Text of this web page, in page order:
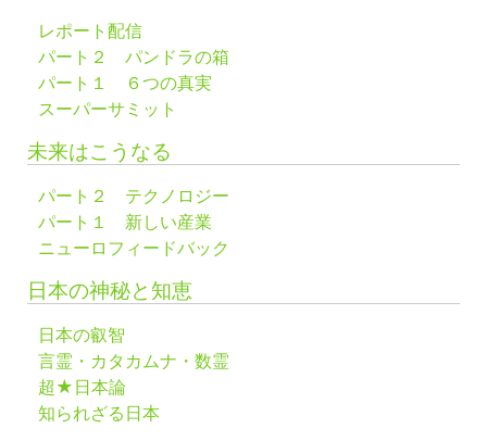
レポート配信
パート２ パンドラの箱
パート１ ６つの真実
スーパーサミット
未来はこうなる
パート２ テクノロジー
パート１ 新しい産業
ニューロフィードバック
日本の神秘と知恵
日本の叡智
言霊・カタカムナ・数霊
超★日本論
知られざる日本